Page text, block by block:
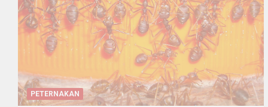
PETERNAKAN